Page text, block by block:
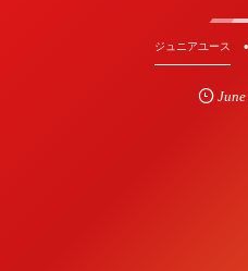
ジュニアユース
June